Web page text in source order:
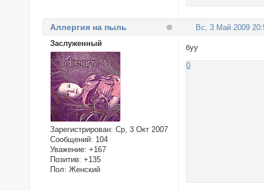
Вс, 3 Май 2009
Аллергия на пыль
Заслуженный
Зарегистрирован: Ср, 3 Окт 2007
Сообщений: 104
Уважение: +167
Позитив: +135
Пол: Женский
буу
0